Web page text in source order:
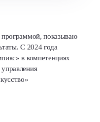
программой, показываю
С 2024 года
в компетенциях